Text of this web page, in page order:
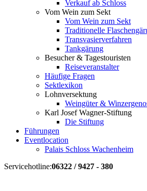
Verkauf ab Schloss
Vom Wein zum Sekt
Vom Wein zum Sekt
Traditionelle
Transvasierverfahren
Tankgärung
Besucher & Tagestouristen
Reiseveranstalter
Häufige Fragen
Sektlexikon
Lohnversektung
Weingüter &
Karl Josef Wagner-Stiftung
Die Stiftung
Führungen
Eventlocation
Palais Schloss Wachenheim
Servicehotline:06322 / 9427 - 380